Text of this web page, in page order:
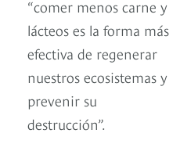
“comer menos carne y
lácteos es la forma más
efectiva de regenerar
nuestros ecosistemas y
prevenir su
destrucción”.